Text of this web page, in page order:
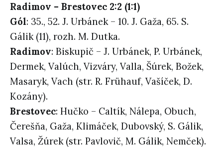
Radimov – Brestovec 2:2 (1:1)
Gól: 35., 52. J. Urbánek – 10. J. Gaža, 65. S.
Gálik (11), rozh. M. Dutka.
Radimov: Biskupič – J. Urbánek, P. Urbánek,
Dermek, Valúch, Vizváry, Valla, Šúrek, Božek,
Masaryk, Vach (str. R. Frühauf, Vašíček, D.
Kozány).
Brestovec: Hučko – Caltík, Nálepa, Obuch,
Čerešňa, Gaža, Klimáček, Dubovský, S. Gálik,
Valsa, Žúrek (str. Pavlovič, M. Gálik, Nemček).